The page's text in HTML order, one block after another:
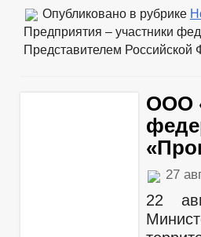
Опубликовано в рубрике
Предприятия – участники
Представителем Российской
ООО
27
22